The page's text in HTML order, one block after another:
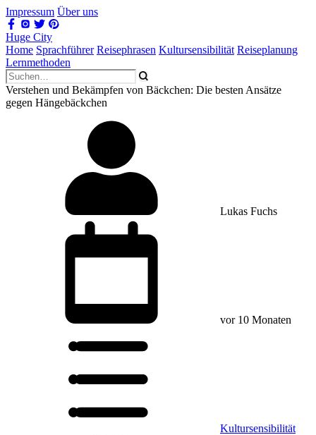
Impressum Über uns
Huge City
Home Sprachführer Reisephrasen Kultursensibilität Reiseplanung
Lernmethoden
Verstehen und Bekämpfen von Bäckchen: Die besten Ansätze
gegen Hängebäckchen
Lukas Fuchs
vor 10 Monaten
Kultursensibilität